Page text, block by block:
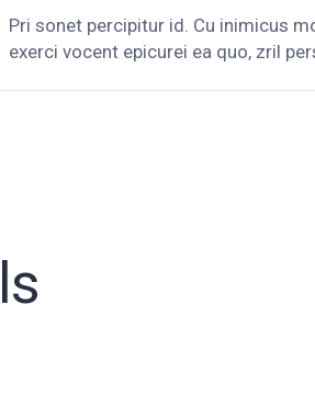
Pri sonet percipitur id. Cu inimicus
exerci vocent epicurei ea quo, zril